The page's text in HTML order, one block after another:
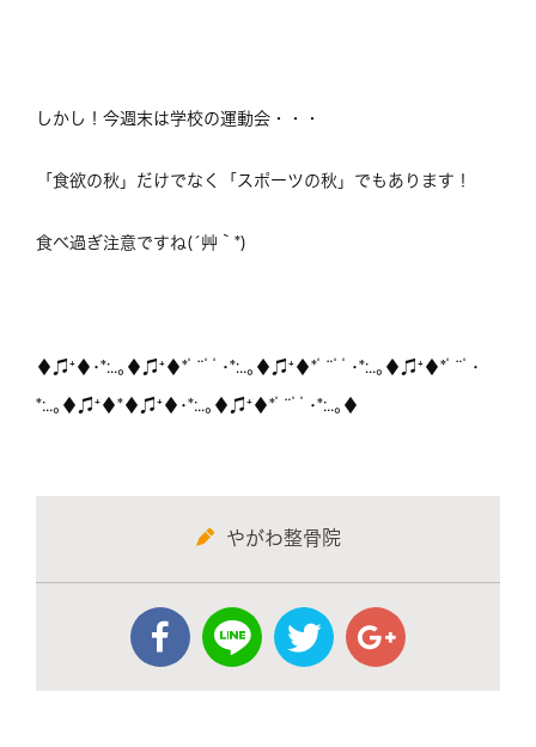
しかし！今週末は学校の運動会・・・
「食欲の秋」だけでなく「スポーツの秋」でもあります！
食べ過ぎ注意ですね(´艸｀*)
♦♫⁺♦･*:..｡♦♫⁺♦*ﾟ¨ﾟﾟ･*:..｡♦♫⁺♦*ﾟ¨ﾟﾟ･*:..｡♦♫⁺♦*ﾟ¨ﾟ･
*:..｡♦♫⁺♦*♦♫⁺♦･*:..｡♦♫⁺♦*ﾟ¨ﾟﾟ･*:..｡♦
やがわ整骨院